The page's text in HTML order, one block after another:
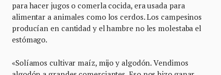
para hacer jugos o comerla cocida, era usada para
alimentar a animales como los cerdos. Los campesinos
producían en cantidad y el hambre no les molestaba el
estómago.
«Solíamos cultivar maíz, mijo y algodón. Vendimos